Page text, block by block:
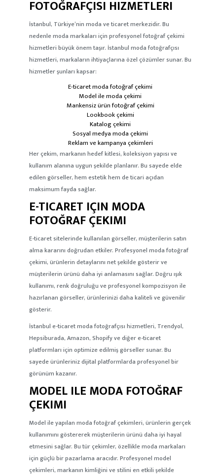
FOTOĞRAFÇISI HIZMETLERI
İstanbul, Türkiye’nin moda ve ticaret merkezidir. Bu
nedenle moda markaları için profesyonel fotoğraf çekimi
hizmetleri büyük önem taşır. İstanbul moda fotoğrafçısı
hizmetleri, markaların ihtiyaçlarına özel çözümler sunar. Bu
hizmetler şunları kapsar:
E-ticaret moda fotoğraf çekimi
Model ile moda çekimi
Mankensiz ürün fotoğraf çekimi
Lookbook çekimi
Katalog çekimi
Sosyal medya moda çekimi
Reklam ve kampanya çekimleri
Her çekim, markanın hedef kitlesi, koleksiyon yapısı ve
kullanım alanına uygun şekilde planlanır. Bu sayede elde
edilen görseller, hem estetik hem de ticari açıdan
maksimum fayda sağlar.
E-TICARET IÇIN MODA
FOTOĞRAF ÇEKIMI
E-ticaret sitelerinde kullanılan görseller, müşterilerin satın
alma kararını doğrudan etkiler. Profesyonel moda fotoğraf
çekimi, ürünlerin detaylarını net şekilde gösterir ve
müşterilerin ürünü daha iyi anlamasını sağlar. Doğru ışık
kullanımı, renk doğruluğu ve profesyonel kompozisyon ile
hazırlanan görseller, ürünlerinizi daha kaliteli ve güvenilir
gösterir.
İstanbul e-ticaret moda fotoğrafçısı hizmetleri, Trendyol,
Hepsiburada, Amazon, Shopify ve diğer e-ticaret
platformları için optimize edilmiş görseller sunar. Bu
sayede ürünleriniz dijital platformlarda profesyonel bir
görünüm kazanır.
MODEL ILE MODA FOTOĞRAF
ÇEKIMI
Model ile yapılan moda fotoğraf çekimleri, ürünlerin gerçek
kullanımını göstererek müşterilerin ürünü daha iyi hayal
etmesini sağlar. Bu tür çekimler, özellikle moda markaları
için güçlü bir pazarlama aracıdır. Profesyonel model
çekimleri, markanın kimliğini ve stilini en etkili şekilde